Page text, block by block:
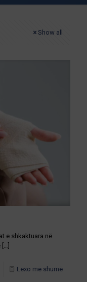
Show all
e shkaktuara në
[…]
Lexo më shumë